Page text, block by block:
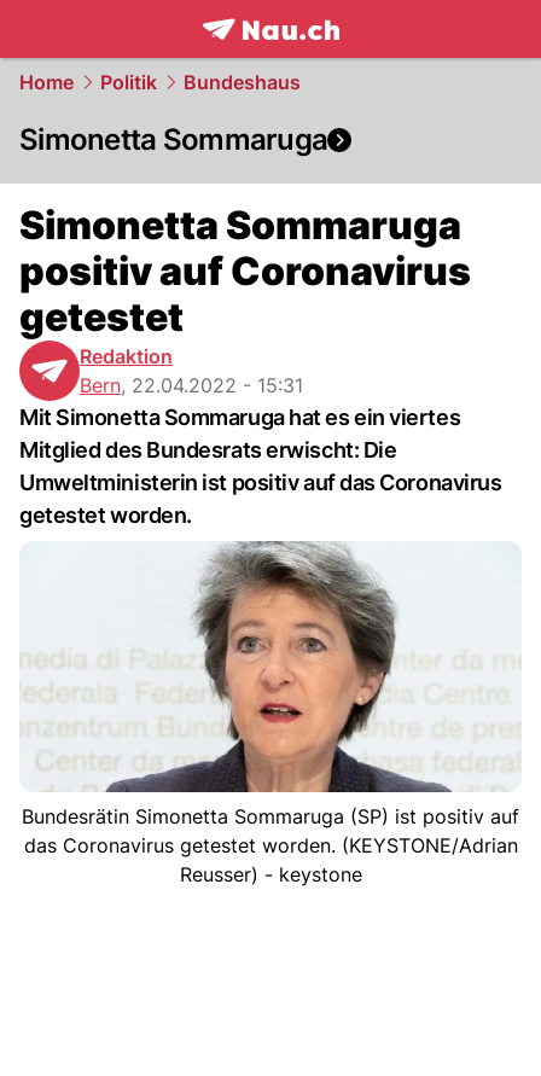
frontpage.NAU.ch
Home Politik Bundeshaus
Simonetta Sommaruga
Simonetta Sommaruga
positiv auf Coronavirus
getestet
Redaktion
Bern, 22.04.2022 - 15:31
Mit Simonetta Sommaruga hat es ein viertes
Mitglied des Bundesrats erwischt: Die
Umweltministerin ist positiv auf das Coronavirus
getestet worden.
Bundesrätin Simonetta Sommaruga (SP) ist positiv auf
das Coronavirus getestet worden. (KEYSTONE/Adrian
Reusser) - keystone